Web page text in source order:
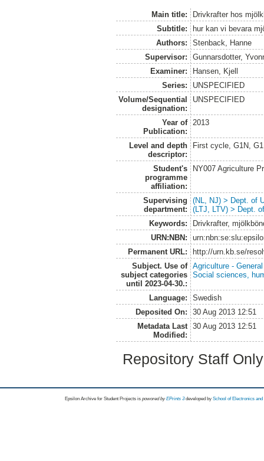
Main title:
Drivkrafter hos
Subtitle:
hur kan vi bevara
Authors:
Stenback, Hanne
Supervisor:
Gunnarsdotter,
Examiner:
Hansen, Kjell
Series:
UNSPECIFIED
Volume/Sequential
designation:
UNSPECIFIED
Year of
Publication:
2013
Level and depth
descriptor:
First cycle, G1N,
Student's
programme
affiliation:
NY007 Agriculture
Supervising
department:
(NL, NJ) > Dept. of
(LTJ, LTV) > Dept.
Keywords:
Drivkrafter,
URN:NBN:
Permanent URL:
http://urn.kb.se/
Subject. Use of
subject categories
until 2023-04-30.:
Agriculture -
Social sciences,
Language:
Swedish
Deposited On:
30 Aug 2013 12:51
Metadata Last
Modified:
30 Aug 2013 12:51
Repository Staff
Epsilon Archive for Student Projects is powored byEPrints 3 developed by School of Electronics